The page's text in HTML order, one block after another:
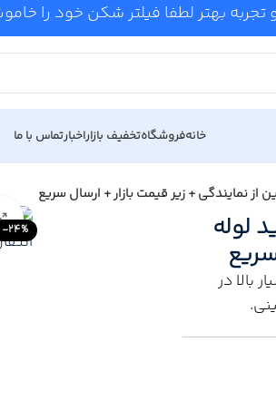
تجربه بهتر لطفا فیلتر شکن خود را
خانهفروشگاهتخفیف بازاراخبارتماس با ما
-24% متری) | خرید لوله
بالا در